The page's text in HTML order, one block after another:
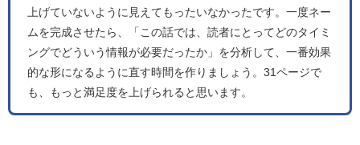
上げていないように見えてもったいなかったです。一度ネー
ムを完成させたら、「この話では、読者にとってどのタイミ
ングでどういう情報が必要だったか」を分析して、一番効果
的な形になるように直す時間を作りましょう。31ページで
も、もっと満足度を上げられると思います。